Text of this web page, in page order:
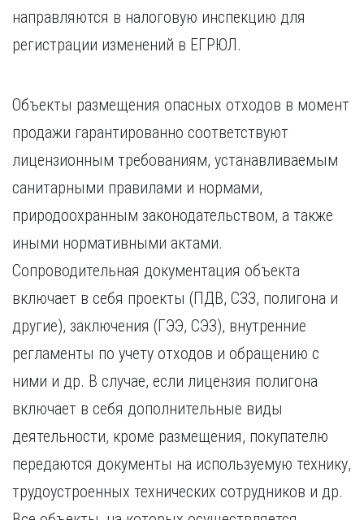
направляются в налоговую инспекцию для
регистрации изменений в ЕГРЮЛ.
Объекты размещения опасных отходов в момент
продажи гарантированно соответствуют
лицензионным требованиям, устанавливаемым
санитарными правилами и нормами,
природоохранным законодательством, а также
иными нормативными актами.
Сопроводительная документация объекта
включает в себя проекты (ПДВ, СЗЗ, полигона и
другие), заключения (ГЭЭ, СЭЗ), внутренние
регламенты по учету отходов и обращению с
ними и др. В случае, если лицензия полигона
включает в себя дополнительные виды
деятельности, кроме размещения, покупателю
передаются документы на используемую технику,
трудоустроенных технических сотрудников и др.